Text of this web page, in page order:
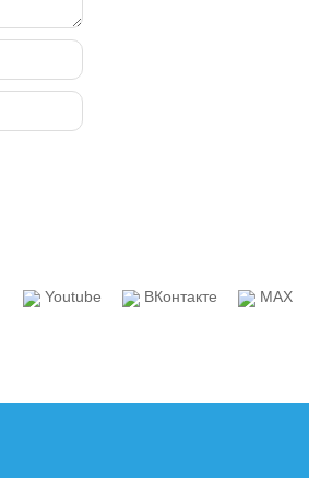
Youtube ВКонтакте MAX